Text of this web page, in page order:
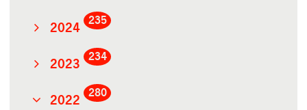
2024
235
2023
234
2022
280